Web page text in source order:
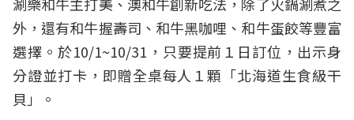
外，還有和牛握壽司、和牛黑咖哩、和牛蛋餃等豐富
選擇。於10/1~10/31，只要提前１日訂位，出示身
分證並打卡，即贈全桌每人１顆「北海道生食級干
貝」。